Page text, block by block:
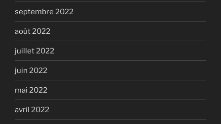
septembre 2022
août 2022
juillet 2022
juin 2022
mai 2022
avril 2022